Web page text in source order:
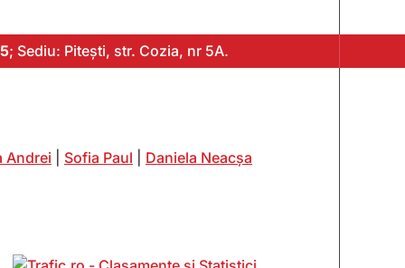
; Sediu: Pitești, str. Cozia, nr 5A.
Andrei Sofia Paul
Daniela Neacșa